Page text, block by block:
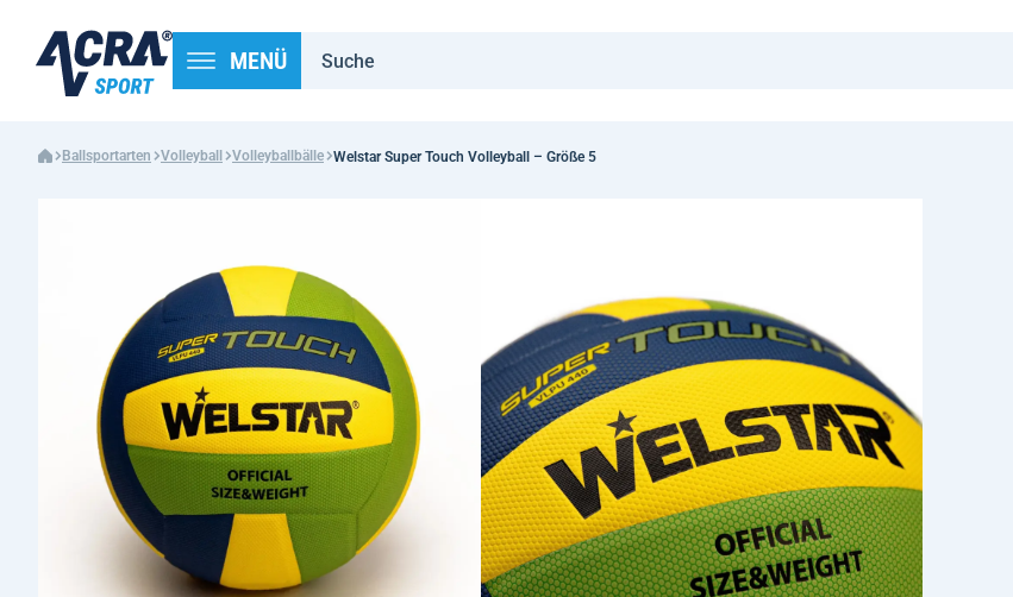
MENÜ
Ballsportarten Volleyball Volleyballbälle Welstar Super Touch Volleyball – Größe 5